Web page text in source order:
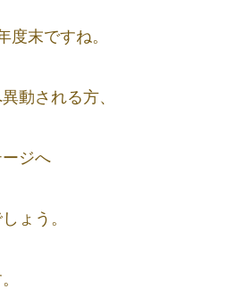
度末ですね。
動される方、
ジへ
ょう。